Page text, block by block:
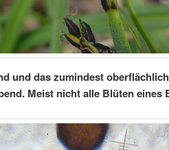
und das zumindest
Meist nicht alle Blüten eines